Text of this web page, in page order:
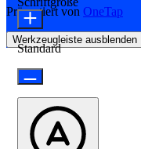
Präsentiert von OneTap
Werkzeugleiste ausblenden
Standard